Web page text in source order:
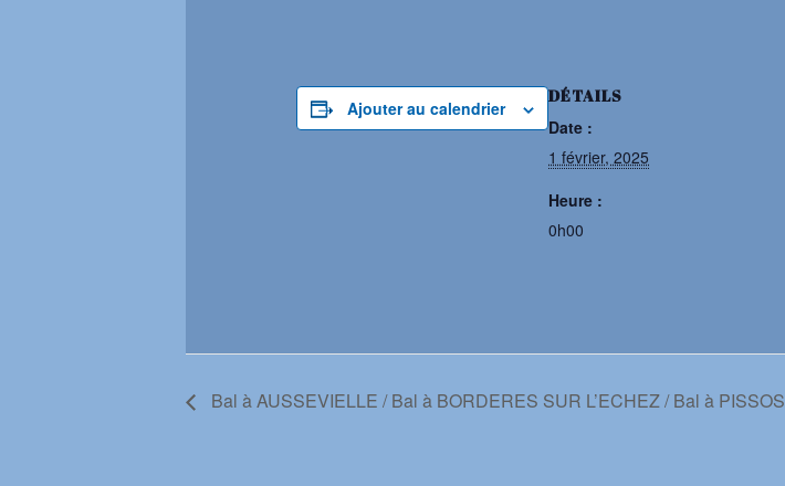
Ajouter au calendrier
DÉTAILS
Date :
1 février, 2025
Heure :
0h00
Bal à AUSSEVIELLE / Bal à BORDERES SUR L’ECHEZ / Bal à PISSOS